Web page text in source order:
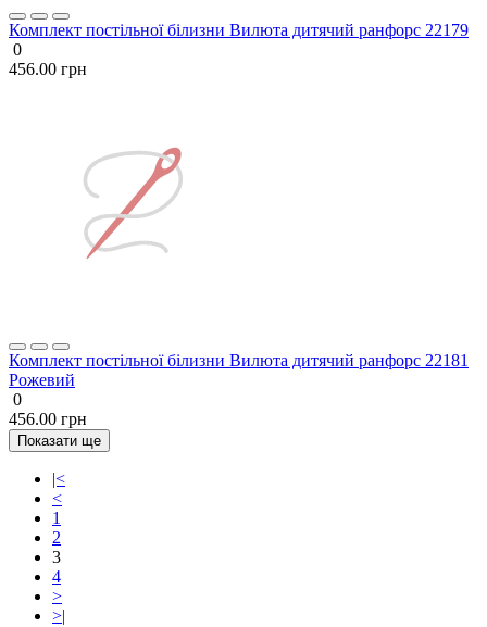
Комплект постільної білизни Вилюта дитячий ранфорс 22179
0
456.00 грн
Комплект постільної білизни Вилюта дитячий ранфорс 22181
Рожевий
0
456.00 грн
Показати ще
|<
<
1
2
3
4
>
>|